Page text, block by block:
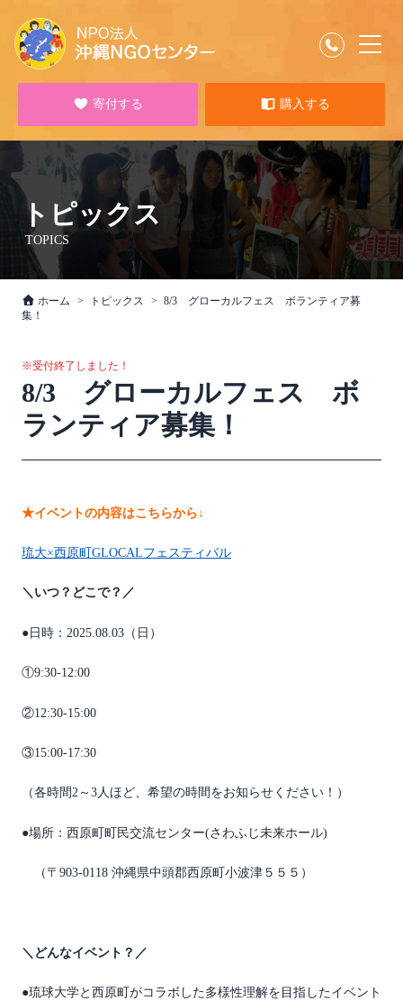
寄付する 購入する
トピックス
TOPICS
ホーム トピックス
8/3 グローカルフェス ボランティア募
集！
※受付終了しました！
8/3 グローカルフェス ボ
ランティア募集！
★イベントの内容はこちらから↓
琉大×西原町GLOCALフェスティバル
＼ いつ？どこで？ ／
●日時： 2025.08.03 （日）
①9:30‐12:00
②12:30‐15:00
③15:00-17:30
（各時間2～3人ほど、希望の時間をお知らせください！）
●場所： 西原町町民交流センター(さわふじ未来ホール)
（〒903-0118 沖縄県中頭郡西原町小波津５５５）
＼どんなイベント？／
●琉球大学と西原町がコラボした多様性理解を目指したイベント